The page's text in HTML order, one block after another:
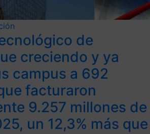
de
creciendo y ya
campus a 692
facturaron
9.257 millones de
un 12,3% más que